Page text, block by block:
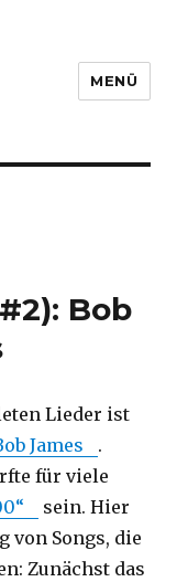
MENÜ
Bob
Lieder ist
James
.
für viele
sein. Hier
von Songs, die
Zunächst das